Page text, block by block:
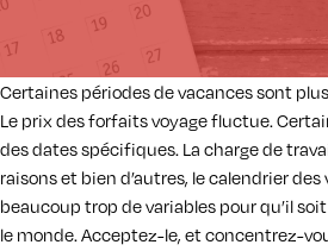
Certaines périodes de vacances sont
Le prix des forfaits voyage fluctue.
des dates spécifiques. La charge de
raisons et bien d’autres, le calendrier
beaucoup trop de variables pour qu’il
le monde. Acceptez-le, et concentrez-